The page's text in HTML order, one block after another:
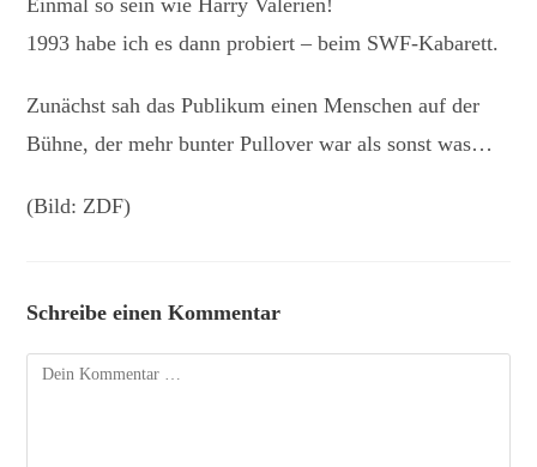
Einmal so sein wie Harry Valérien!
1993 habe ich es dann probiert – beim SWF-Kabarett.
Zunächst sah das Publikum einen Menschen auf der
Bühne, der mehr bunter Pullover war als sonst was…
(Bild: ZDF)
Schreibe einen Kommentar
Kommentar